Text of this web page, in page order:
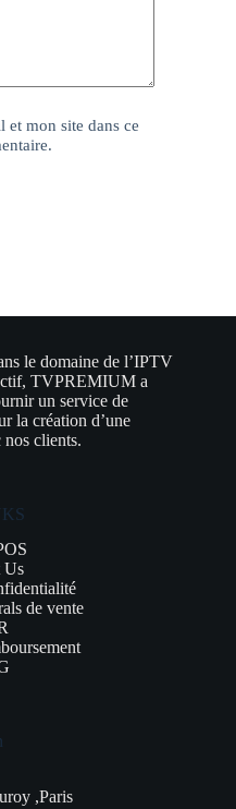
et mon site dans ce
le domaine de l’IPTV
TVPREMIUM a
un service de
la création d’une
clients.
Us
de vente
,Paris